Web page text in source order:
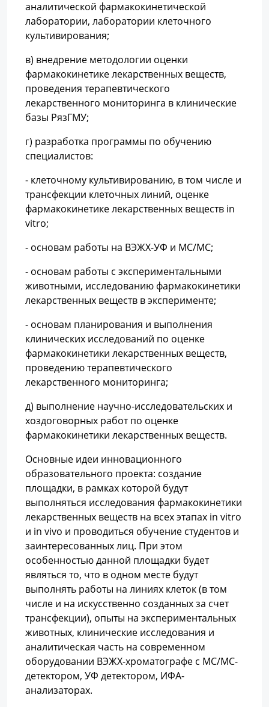
аналитической фармакокинетической
лаборатории, лаборатории клеточного
культивирования;
в) внедрение методологии оценки
фармакокинетике лекарственных веществ,
проведения терапевтического
лекарственного мониторинга в клинические
базы РязГМУ;
г) разработка программы по обучению
специалистов:
- клеточному культивированию, в том числе и
трансфекции клеточных линий, оценке
фармакокинетике лекарственных веществ in
vitro;
- основам работы на ВЭЖХ-УФ и МС/МС;
- основам работы с экспериментальными
животными, исследованию фармакокинетики
лекарственных веществ в эксперименте;
- основам планирования и выполнения
клинических исследований по оценке
фармакокинетики лекарственных веществ,
проведению терапевтического
лекарственного мониторинга;
д) выполнение научно-исследовательских и
хоздоговорных работ по оценке
фармакокинетики лекарственных веществ.
Основные идеи инновационного
образовательного проекта: создание
площадки, в рамках которой будут
выполняться исследования фармакокинетики
лекарственных веществ на всех этапах in vitro
и in vivo и проводиться обучение студентов и
заинтересованных лиц. При этом
особенностью данной площадки будет
являться то, что в одном месте будут
выполнять работы на линиях клеток (в том
числе и на искусственно созданных за счет
трансфекции), опыты на экспериментальных
животных, клинические исследования и
аналитическая часть на современном
оборудовании ВЭЖХ-хроматографе с МС/МС-
детектором, УФ детектором, ИФА-
анализаторах.